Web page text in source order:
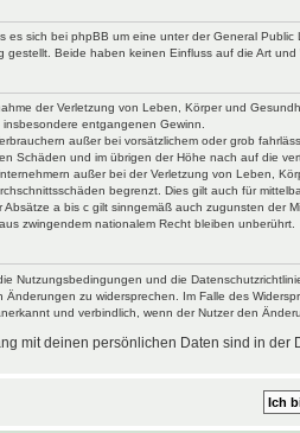
es sich bei phpBB um eine unter der General
gestellt. Beide haben keinen Einfluss auf die Art
der Verletzung von Leben, Körper und
entgangenen Gewinn.
außer bei vorsätzlichem oder grob
Schäden und im übrigen der Höhe nach auf die
außer bei der Verletzung von Leben,
begrenzt. Dies gilt auch für
a bis c gilt sinngemäß auch zugunsten der
zwingendem nationalem Recht bleiben unberührt.
Nutzungsbedingungen und die
Änderungen zu widersprechen. Im Falle des
und verbindlich, wenn der Nutzer den
mit deinen persönlichen Daten sind in der